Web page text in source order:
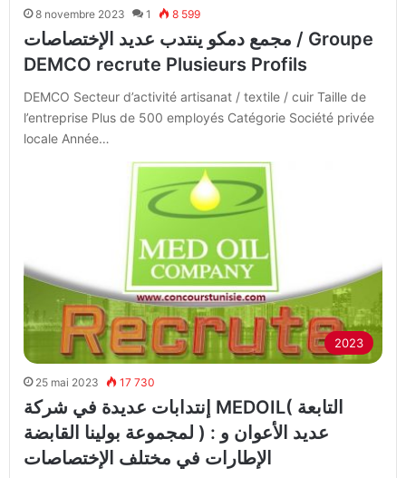
8 novembre 2023 1 8 599
مجمع دمكو ينتدب عديد الإختصاصات / Groupe
DEMCO recrute Plusieurs Profils
DEMCO Secteur d’activité artisanat / textile / cuir Taille de
l’entreprise Plus de 500 employés Catégorie Société privée
locale Année…
2023
25 mai 2023 17 730
إنتدابات عديدة في شركة MEDOIL( التابعة
لمجموعة بولينا القابضة ) : عديد الأعوان و
الإطارات في مختلف الإختصاصات